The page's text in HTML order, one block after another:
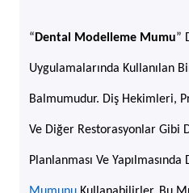
“ Dental Modelleme Mumu”
Uygulamalarında Kullanılan
Balmumudur. Diş Hekimleri,
Ve Diğer Restorasyonlar Gibi
Planlanması Ve Yapılmasında